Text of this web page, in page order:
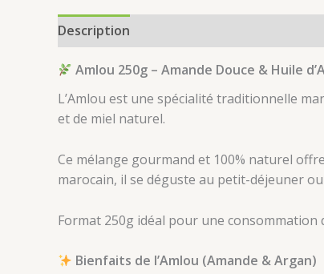
Description
Amlou 250g – Amande Douce & Huile
L’Amlou est une spécialité traditionnelle
et de miel naturel.
Ce mélange gourmand et 100% naturel
marocain, il se déguste au petit-déjeuner
Format 250g idéal pour une
Bienfaits de l’Amlou (Amande & Argan)